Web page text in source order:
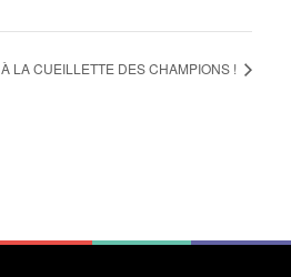
À LA CUEILLETTE DES CHAMPIONS !